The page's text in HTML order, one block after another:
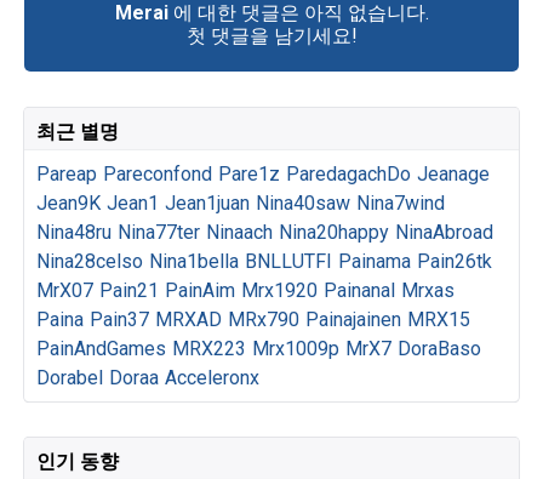
Merai에 대한 댓글은 아직 없습니다.
첫 댓글을 남기세요!
최근 별명
Pareap Pareconfond Pare1z ParedagachDo Jeanage
Jean9K Jean1 Jean1juan Nina40saw Nina7wind
Nina48ru Nina77ter Ninaach Nina20happy NinaAbroad
Nina28celso Nina1bella BNLLUTFI Painama Pain26tk
MrX07 Pain21 PainAim Mrx1920 Painanal Mrxas
Paina Pain37 MRXAD MRx790 Painajainen MRX15
PainAndGames MRX223 Mrx1009p MrX7 DoraBaso
Dorabel Doraa Acceleronx
인기 동향